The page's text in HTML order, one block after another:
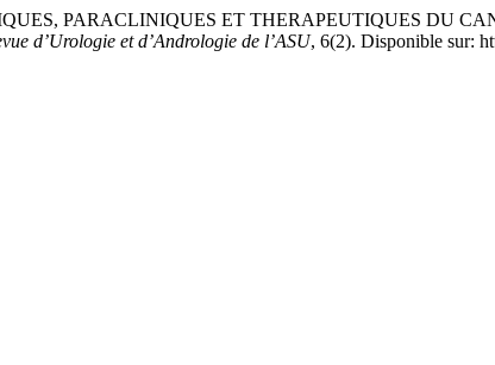
PARACLINIQUES ET THERAPEUTIQUES DU
d’Urologie et d’Andrologie de l’ASU, 6(2). Disponible sur: